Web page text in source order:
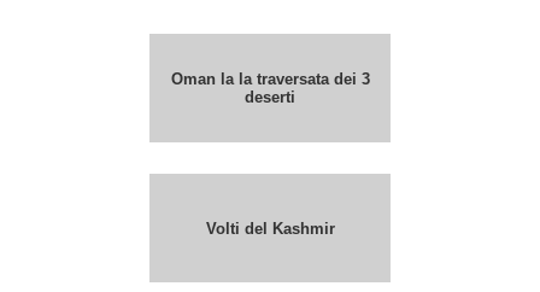
Oman la la traversata dei 3
deserti
Volti del Kashmir